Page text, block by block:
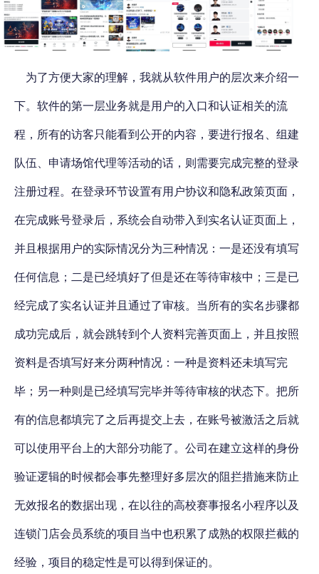
为了方便大家的理解，我就从软件用户的层次来介绍一
下。软件的第一层业务就是用户的入口和认证相关的流
程，所有的访客只能看到公开的内容，要进行报名、组建
队伍、申请场馆代理等活动的话，则需要完成完整的登录
注册过程。在登录环节设置有用户协议和隐私政策页面，
在完成账号登录后，系统会自动带入到实名认证页面上，
并且根据用户的实际情况分为三种情况：一是还没有填写
任何信息；二是已经填好了但是还在等待审核中；三是已
经完成了实名认证并且通过了审核。当所有的实名步骤都
成功完成后，就会跳转到个人资料完善页面上，并且按照
资料是否填写好来分两种情况：一种是资料还未填写完
毕；另一种则是已经填写完毕并等待审核的状态下。把所
有的信息都填完了之后再提交上去，在账号被激活之后就
可以使用平台上的大部分功能了。公司在建立这样的身份
验证逻辑的时候都会事先整理好多层次的阻拦措施来防止
无效报名的数据出现，在以往的高校赛事报名小程序以及
连锁门店会员系统的项目当中也积累了成熟的权限拦截的
经验，项目的稳定性是可以得到保证的。